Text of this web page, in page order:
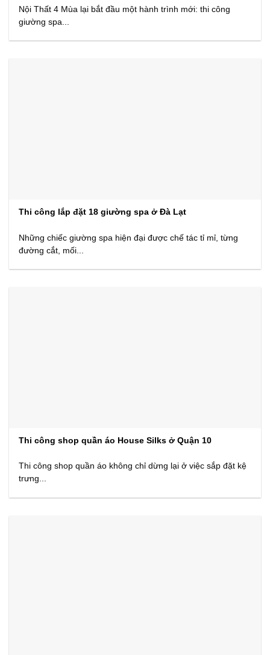
Nội Thất 4 Mùa lại bắt đầu một hành trình mới: thi công
giường spa...
Thi công lắp đặt 18 giường spa ở Đà Lạt
Những chiếc giường spa hiện đại được chế tác tỉ mỉ, từng
đường cắt, mối...
Thi công shop quần áo House Silks ở Quận 10
Thi công shop quần áo không chỉ dừng lại ở việc sắp đặt kệ
trưng...